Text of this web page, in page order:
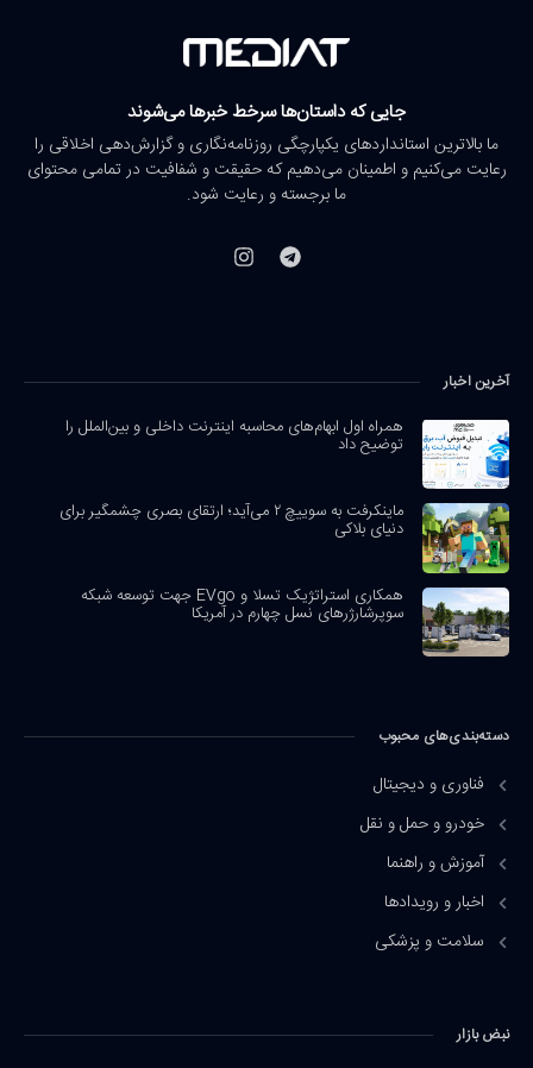
جایی که داستان‌ها سرخط خبرها می‌شوند
ما بالاترین استانداردهای یکپارچگی روزنامه‌نگاری و گزارش‌دهی اخلاقی را
رعایت می‌کنیم و اطمینان می‌دهیم که حقیقت و شفافیت در تمامی محتوای
ما برجسته و رعایت شود.
آخرین اخبار
همراه اول ابهام‌های محاسبه اینترنت داخلی و بین‌الملل را
توضیح داد
ماینکرفت به سوییچ ۲ می‌آید؛ ارتقای بصری چشمگیر برای
دنیای بلاکی
همکاری استراتژیک تسلا و EVgo جهت توسعه شبکه
سوپرشارژرهای نسل چهارم در آمریکا
دسته‌بندی‌های محبوب
فناوری و دیجیتال
خودرو و حمل و نقل
آموزش و راهنما
اخبار و رویدادها
سلامت و پزشکی
نبض بازار